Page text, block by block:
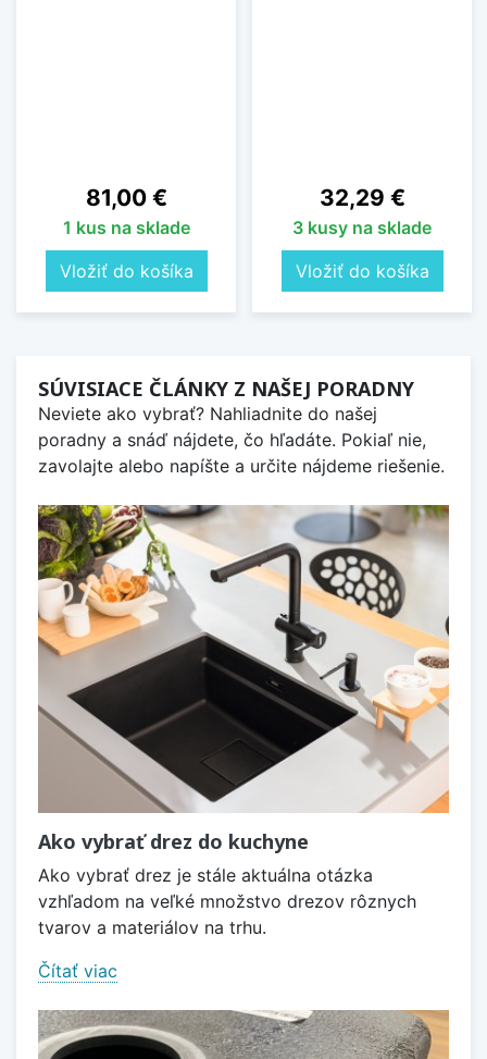
Cena
81,00 €
1 kus na sklade
Vložiť do košíka
Cena
32,29 €
3 kusy na sklade
Vložiť do košíka
SÚVISIACE ČLÁNKY Z NAŠEJ PORADNY
Neviete ako vybrať? Nahliadnite do našej
poradny a snáď nájdete, čo hľadáte. Pokiaľ nie,
zavolajte alebo napíšte a určite nájdeme riešenie.
Ako vybrať drez do kuchyne
Ako vybrať drez je stále aktuálna otázka
vzhľadom na veľké množstvo drezov rôznych
tvarov a materiálov na trhu.
Čítať viac